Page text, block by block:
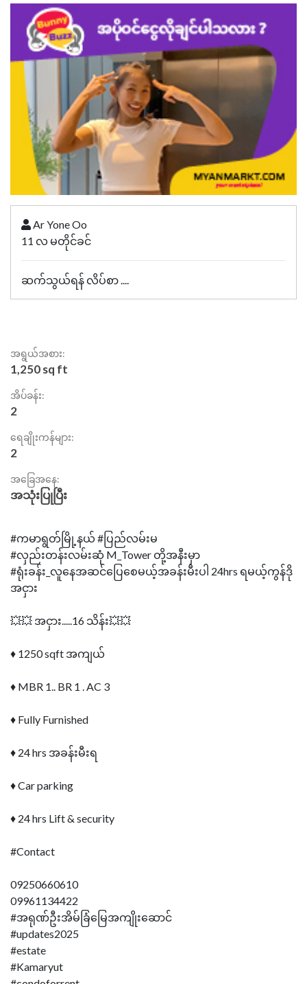
Ar Yone Oo
11 လ မတိုင်ခင်
ဆက်သွယ်ရန် လိပ်စာ ....
အရွယ်အစား:
1,250 sq ft
အိပ်ခန်း:
2
ရေချိုးကန်များ:
2
အခြေအနေ:
အသုံးပြုပြီး
#ကမာရွတ်မြို့နယ် #ပြည်လမ်းမ
#လှည်းတန်းလမ်းဆုံ M_Tower တို့အနီးမှာ
#ရုံးခန်း_လူနေအဆင်ပြေစေမယ့်အခန်းမီးပါ 24hrs ရမယ့်ကွန်ဒို
အငှား
💥💥 အငှား.....16 သိန်း💥💥
♦️ 1250 sqft အကျယ်
♦️ MBR 1.. BR 1 . AC 3
♦️ Fully Furnished
♦️ 24 hrs အခန်းမီးရ
♦️ Car parking
♦️ 24 hrs Lift & security
#Contact
09250660610
09961134422
#အရုဏ်ဦးအိမ်ခြံမြေအကျိုးဆောင်
#updates2025
#estate
#Kamaryut